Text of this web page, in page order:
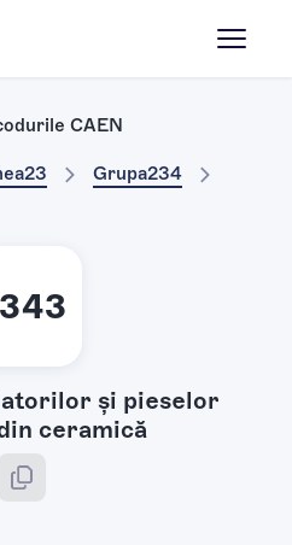
CAEN
23 Grupa234
şi pieselor
ceramică